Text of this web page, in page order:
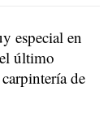
especial en
último
de